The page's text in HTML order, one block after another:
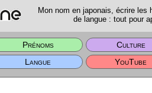
Mon nom en japonais, écrire les
de langue : tout pour
Prénoms Culture
Langue YouTube